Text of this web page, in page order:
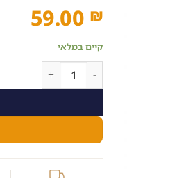
59.00 ₪
קיים במלאי
כמות של ערסל רגליים